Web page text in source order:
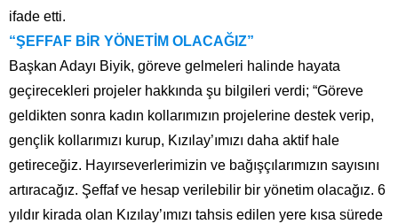
ifade etti.
“ŞEFFAF BİR YÖNETİM OLACAĞIZ”
Başkan Adayı Biyik, göreve gelmeleri halinde hayata
geçirecekleri projeler hakkında şu bilgileri verdi; “Göreve
geldikten sonra kadın kollarımızın projelerine destek verip,
gençlik kollarımızı kurup, Kızılay’ımızı daha aktif hale
getireceğiz. Hayırseverlerimizin ve bağışçılarımızın sayısını
artıracağız. Şeffaf ve hesap verilebilir bir yönetim olacağız. 6
yıldır kirada olan Kızılay’ımızı tahsis edilen yere kısa sürede